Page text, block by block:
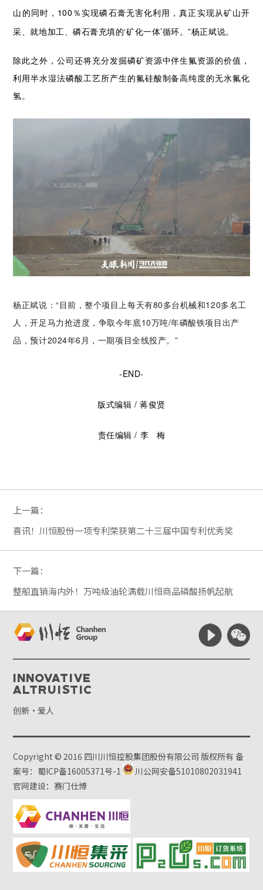
山的同时，100％实现磷石膏无害化利用，真正实现从矿山开
采、就地加工、磷石膏充填的‘矿化一体’循环。”杨正斌说。
除此之外，公司还将充分发掘磷矿资源中伴生氟资源的价值，
利用半水湿法磷酸工艺所产生的氟硅酸制备高纯度的无水氟化
氢。
杨正斌说：“目前，整个项目上每天有80多台机械和120多名工
人，开足马力抢进度，争取今年底10万吨/年磷酸铁项目出产
品，预计2024年6月，一期项目全线投产。”
-END-
版式编辑 / 蒋俊贤
责任编辑 / 李 梅
上一篇：
喜讯！川恒股份一项专利荣获第二十三届中国专利优秀奖
下一篇：
整船直销海内外！万吨级油轮满载川恒商品磷酸扬帆起航
Innovative
Altruistic
创新·爱人
Copyright © 2016 四川川恒控股集团股份有限公司 版权所有备
案号：蜀ICP备16005371号-1
川公网安备51010802031941
官网建设：赛门仕博